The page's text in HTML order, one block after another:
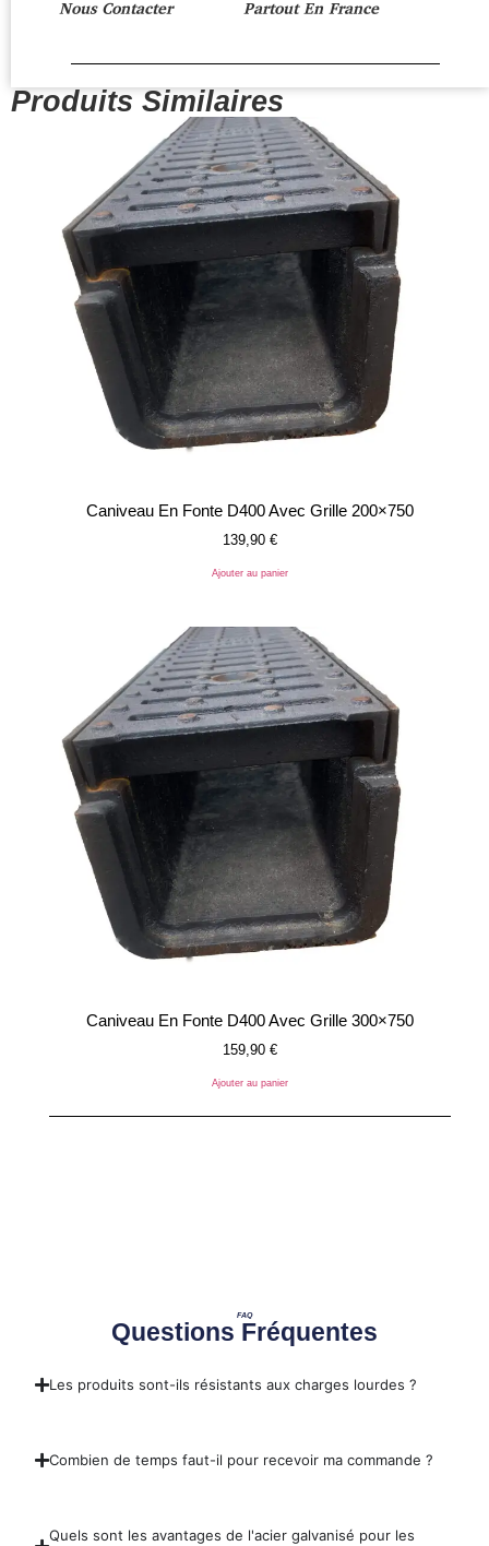
Nous Contacter Partout En France
Produits Similaires
Caniveau En Fonte D400 Avec Grille 200×750
139,90 €
Ajouter au panier
Caniveau En Fonte D400 Avec Grille 300×750
159,90 €
Ajouter au panier
FAQ
Questions Fréquentes
Les produits sont-ils résistants aux charges lourdes ?
Combien de temps faut-il pour recevoir ma commande ?
Quels sont les avantages de l'acier galvanisé pour les